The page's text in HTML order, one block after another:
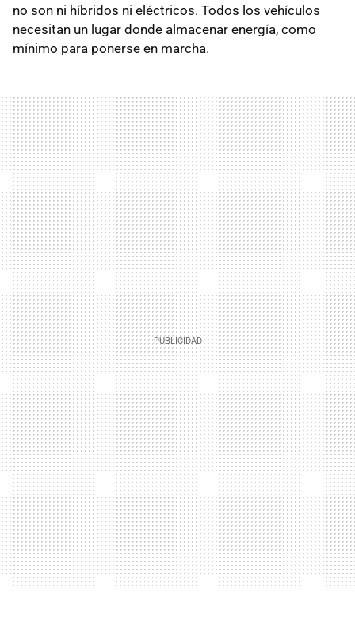
no son ni híbridos ni eléctricos. Todos los vehículos
necesitan un lugar donde almacenar energía, como
mínimo para ponerse en marcha.